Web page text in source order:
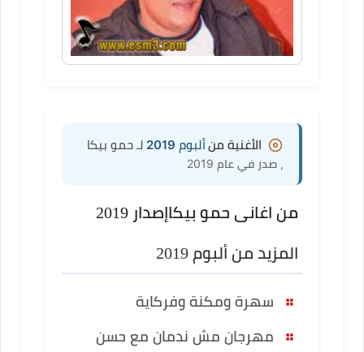
الأغنية منألبوم 2019 لـ حمو بيكا
، صدر في عام 2019
من اغانى حمو بيكاإصدار 2019
المزيد من ألبوم 2019
سهرة ومكنة وفركاية
مهرجان مش ندمان مع حسن